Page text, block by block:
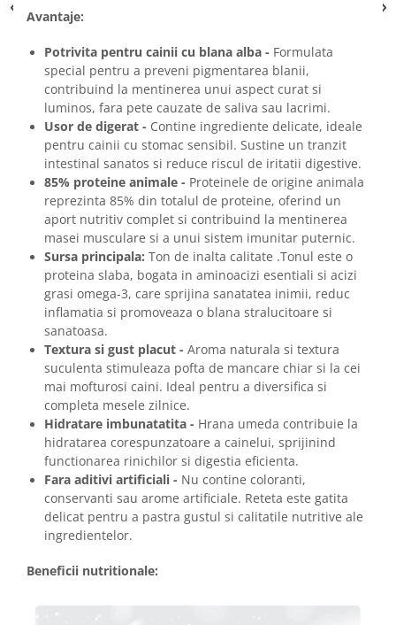
Avantaje:
Potrivita pentru cainii cu blana alba - Formulata
special pentru a preveni pigmentarea blanii,
contribuind la mentinerea unui aspect curat si
luminos, fara pete cauzate de saliva sau lacrimi.
Usor de digerat - Contine ingrediente delicate, ideale
pentru cainii cu stomac sensibil. Sustine un tranzit
intestinal sanatos si reduce riscul de iritatii digestive.
85% proteine animale - Proteinele de origine animala
reprezinta 85% din totalul de proteine, oferind un
aport nutritiv complet si contribuind la mentinerea
masei musculare si a unui sistem imunitar puternic.
Sursa principala: Ton de inalta calitate .Tonul este o
proteina slaba, bogata in aminoacizi esentiali si acizi
grasi omega-3, care sprijina sanatatea inimii, reduc
inflamatia si promoveaza o blana stralucitoare si
sanatoasa.
Textura si gust placut - Aroma naturala si textura
suculenta stimuleaza pofta de mancare chiar si la cei
mai mofturosi caini. Ideal pentru a diversifica si
completa mesele zilnice.
Hidratare imbunatatita - Hrana umeda contribuie la
hidratarea corespunzatoare a cainelui, sprijinind
functionarea rinichilor si digestia eficienta.
Fara aditivi artificiali - Nu contine coloranti,
conservanti sau arome artificiale. Reteta este gatita
delicat pentru a pastra gustul si calitatile nutritive ale
ingredientelor.
Beneficii nutritionale: